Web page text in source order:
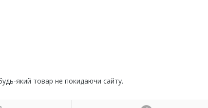
який товар не покидаючи сайту.